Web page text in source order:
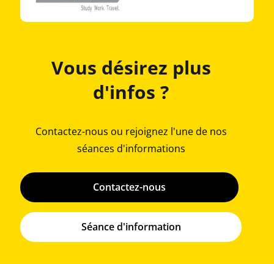
Vous désirez plus
d'infos ?
Contactez-nous ou rejoignez l'une de nos
séances d'informations
Contactez-nous
Séance d'information